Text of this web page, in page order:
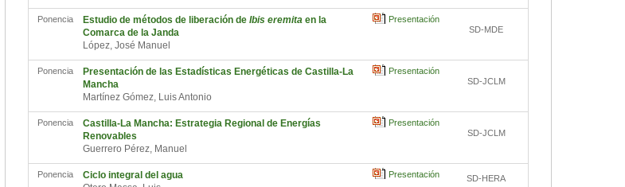
Ponencia Estudio de métodos de liberación de Ibis eremita en la
Comarca de la Janda
López, José Manuel
Presentación
SD-MDE
Ponencia
Presentación de las Estadísticas Energéticas de Castilla-La
Mancha
Martínez Gómez, Luis Antonio
Presentación
SD-JCLM
Ponencia
Castilla-La Mancha: Estrategia Regional de Energías
Renovables
Guerrero Pérez, Manuel
Presentación
SD-JCLM
Ponencia
Ciclo integral del agua
Presentación SD-HERA